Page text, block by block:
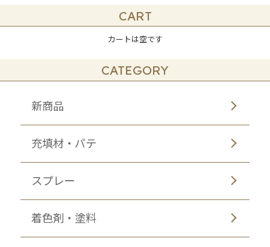
CART
カートは空です
CATEGORY
新商品
充填材・パテ
スプレー
着色剤・塗料